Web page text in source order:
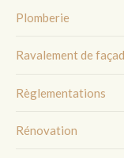
Plomberie
Ravalement de
Règlementations
Rénovation